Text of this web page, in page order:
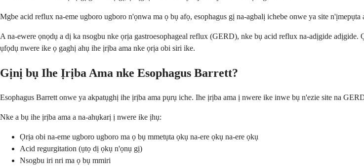
Mgbe acid reflux na-eme ugboro ugboro n'ọnwa ma ọ bụ afọ, esophagus gị na-agbalị ichebe onwe ya site
A na-ewere ọnọdụ a dị ka nsogbu nke ọrịa gastroesophageal reflux (GERD), nke bụ acid reflux na-adịgide
ụfọdụ nwere ike ọ gaghị ahụ ihe ịrịba ama nke ọrịa obi siri ike.
Gịnị bụ Ihe Ịrịba Ama nke Esophagus Barrett?
Esophagus Barrett onwe ya akpatụghị ihe ịrịba ama pụrụ iche. Ihe ịrịba ama ị nwere ike inwe bụ n'ezie site na
Nke a bụ ihe ịrịba ama a na-ahụkarị ị nwere ike ịhụ:
Ọrịa obi na-eme ugboro ugboro ma ọ bụ mmetụta ọkụ na-ere ọkụ na-ere ọkụ
Acid regurgitation (ụtọ dị ọkụ n'ọnụ gị)
Nsogbu iri nri ma ọ bụ mmiri